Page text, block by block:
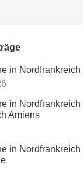
in Nordfrankreich
in Nordfrankreich
Amiens
in